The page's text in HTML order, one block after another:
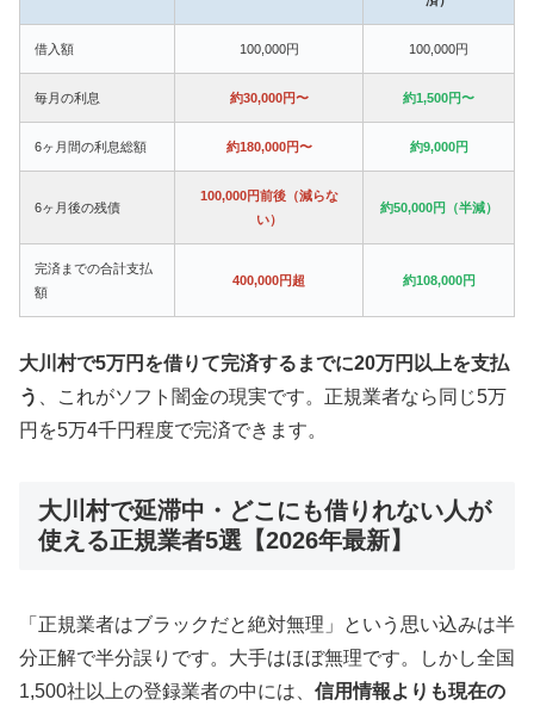
借入額 100,000円 100,000円
毎月の利息 約30,000円〜 約1,500円〜
6ヶ月間の利息総額 約180,000円〜 約9,000円
6ヶ月後の残債
100,000円前後（減らな
い）
約50,000円（半減）
完済までの合計支払
額
400,000円超 約108,000円
大川村で5万円を借りて完済するまでに20万円以上を支払
う
、これがソフト闇金の現実です。正規業者なら同じ5万
円を5万4千円程度で完済できます。
大川村で延滞中・どこにも借りれない人が
使える正規業者5選【2026年最新】
「正規業者はブラックだと絶対無理」という思い込みは半
分正解で半分誤りです。大手はほぼ無理です。しかし全国
1,500社以上の登録業者の中には、 信用情報よりも現在の